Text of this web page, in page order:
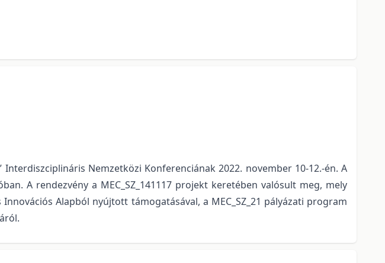
Nemzetközi Konferenciának 2022. november 10-12.-én. A
A rendezvény a MEC_SZ_141117 projekt keretében valósult meg, mely
Alapból nyújtott támogatásával, a MEC_SZ_21 pályázati program